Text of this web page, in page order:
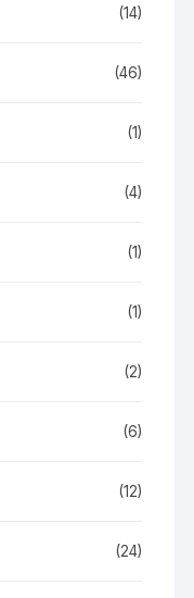
(14)
(46)
(1)
(4)
(1)
(1)
(2)
(6)
(12)
(24)